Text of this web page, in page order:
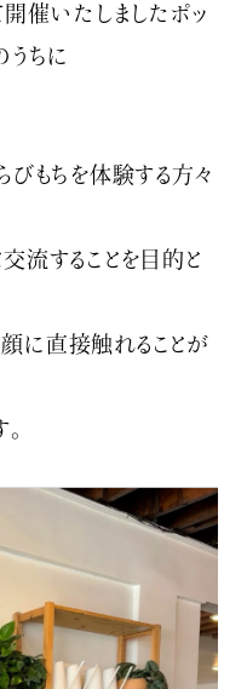
開催いたしましたポッ
うちに
びもちを体験する方々
流することを目的と
に直接触れることが